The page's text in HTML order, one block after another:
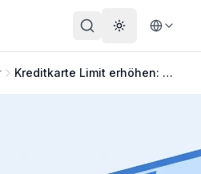
Theme
Kreditkarte Limit erhöhen: So gehts bei UBS, ZKB, PostFinance & Co.